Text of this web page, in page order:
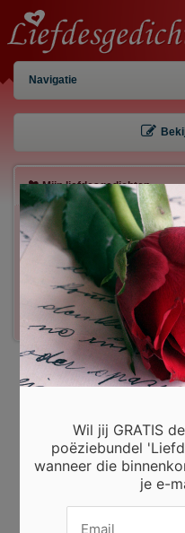
Navigatie
Mijn liefdesgedichten
Gebruiker:
Wachtwoord:
Registreren Gegevens kwijt?
Wil jij GRATIS
poëziebundel
wanneer die
je e-